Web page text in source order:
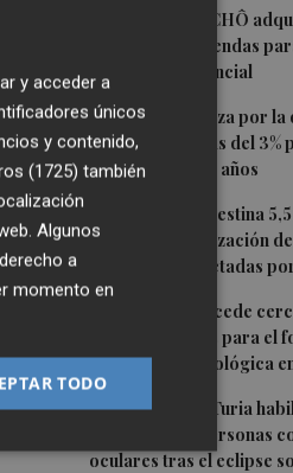
La Socimi tuTECHÔ
Sabadell 23 viviendas
inclusión residencial
2 Crece la confianza por
Tesoro paga más del 3%
bonos a 5, 7 y 10 años
3
La Generalitat destina
la internacionalización
valencianas afectadas
Agricultura concede
euros en ayudas para el
innovación tecnológica
5Vithas Valencia Turia
gratuita para personas
oculares tras el eclipse
y acceder a
únicos
y contenido,
(1725) también
Algunos
a
momento en
TODO